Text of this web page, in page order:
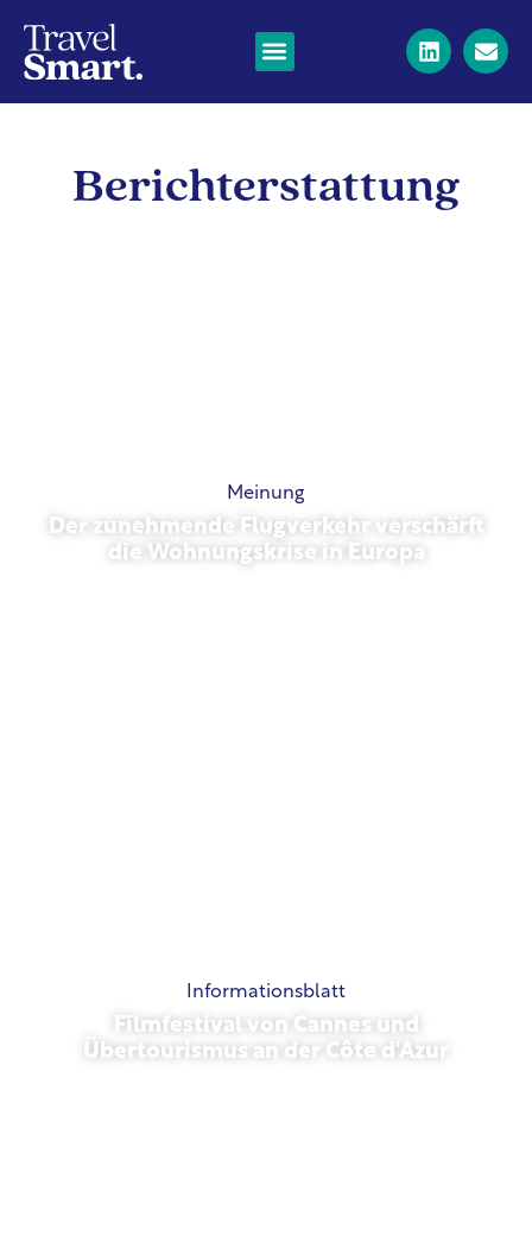
Berichterstattung
Meinung
Der zunehmende Flugverkehr verschärft
die Wohnungskrise in Europa
Informationsblatt
Filmfestival von Cannes und
Übertourismus an der Côte d'Azur